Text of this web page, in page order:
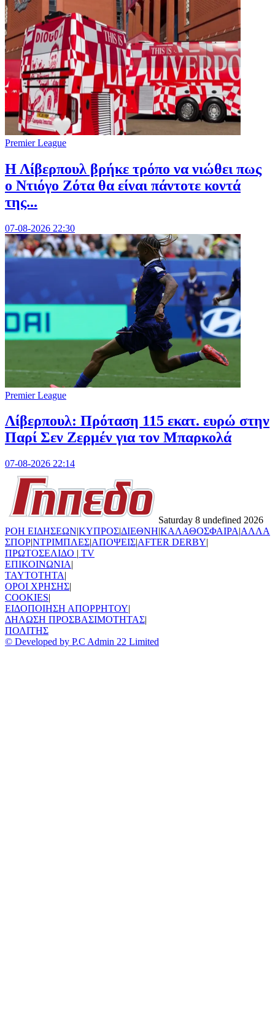
Premier League
Η Λίβερπουλ βρήκε τρόπο να νιώθει πως
ο Ντιόγο Ζότα θα είναι πάντοτε κοντά
της...
07-08-2026 22:30
Premier League
Λίβερπουλ: Πρόταση 115 εκατ. ευρώ στην
Παρί Σεν Ζερμέν για τον Μπαρκολά
07-08-2026 22:14
Saturday 8 undefined 2026
ΡΟΗ ΕΙΔΗΣΕΩΝ|ΚΥΠΡΟΣ|ΔΙΕΘΝΗ|ΚΑΛΑΘΟΣΦΑΙΡΑ|ΑΛΛΑ
ΣΠΟΡ|ΝΤΡΙΜΠΛΕΣ|ΑΠΟΨΕΙΣ|AFTER DERBY|
ΠΡΩΤΟΣΕΛΙΔΟ | TV
ΕΠΙΚΟΙΝΩΝΙΑ|
TAYTOTHTA|
ΟΡΟΙ ΧΡΗΣΗΣ|
COOKIES|
ΕΙΔΟΠΟΙΗΣΗ ΑΠΟΡΡΗΤΟΥ|
ΔΗΛΩΣΗ ΠΡΟΣΒΑΣΙΜΟΤΗΤΑΣ|
ΠΟΛΙΤΗΣ
© Developed by P.C Admin 22 Limited